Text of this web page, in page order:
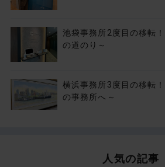
池袋事務所2度目の移転
の道のり～
横浜事務所3度目の移転
の事務所へ～
人気の記事